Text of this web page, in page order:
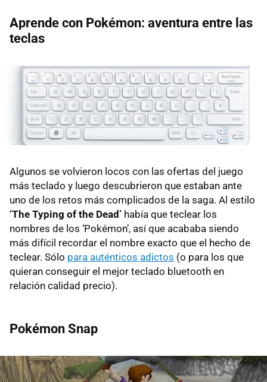
Aprende con Pokémon: aventura entre las
teclas
Algunos se volvieron locos con las ofertas del juego
más teclado y luego descubrieron que estaban ante
uno de los retos más complicados de la saga. Al estilo
‘The Typing of the Dead’ había que teclear los
nombres de los ‘Pokémon’, así que acababa siendo
más difícil recordar el nombre exacto que el hecho de
teclear. Sólo para auténticos adictos (o para los que
quieran conseguir el mejor teclado bluetooth en
relación calidad precio).
Pokémon Snap